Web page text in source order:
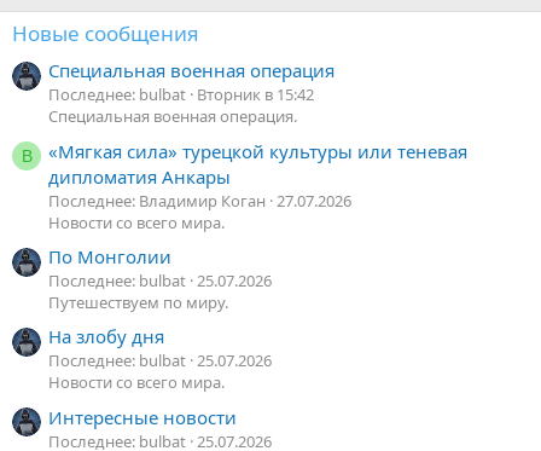
Новые сообщения
Специальная военная операция
Последнее: bulbat Вторник в 15:42
Специальная военная операция.
В
«Мягкая сила» турецкой культуры или теневая
дипломатия Анкары
Последнее: Владимир Коган 27.07.2026
Новости со всего мира.
По Монголии
Последнее: bulbat 25.07.2026
Путешествуем по миру.
На злобу дня
Последнее: bulbat 25.07.2026
Новости со всего мира.
Интересные новости
Последнее: bulbat 25.07.2026